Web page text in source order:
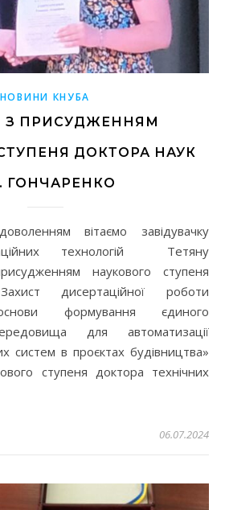
НОВИНИ КНУБА
З ПРИСУДЖЕННЯМ
ДОКТОРА НАУК
ГОНЧАРЕНКО
технологій Тетяну
наукового ступеня
дисертаційної роботи
формування єдиного
для автоматизації
систем в проєктах будівництва»
ступеня доктора технічних
06.07.2024